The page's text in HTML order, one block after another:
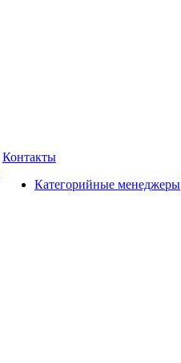
Контакты
Категорийные менеджеры